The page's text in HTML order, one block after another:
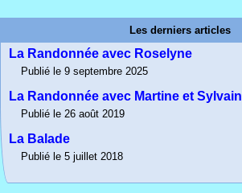
Les derniers articles
La Randonnée avec Roselyne
Publié le 9 septembre 2025
La Randonnée avec Martine et Sylvain
Publié le 26 août 2019
La Balade
Publié le 5 juillet 2018